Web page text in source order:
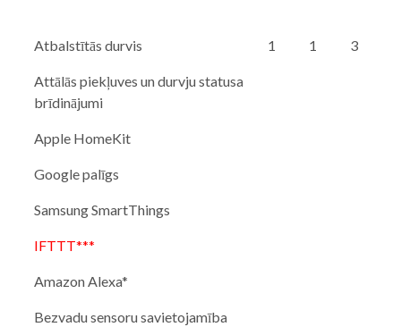
Atbalstītās durvis 1 1 3
Attālās piekļuves un durvju statusa
brīdinājumi
Apple HomeKit
Google palīgs
Samsung SmartThings
IFTTT***
Amazon Alexa*
Bezvadu sensoru savietojamība